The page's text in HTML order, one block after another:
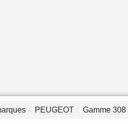
PEUGEOT Gamme 308